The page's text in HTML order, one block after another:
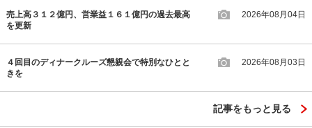
売上高３１２億円、営業益１６１億円の過去最高
を更新
2026年08月04日
４回目のディナークルーズ懇親会で特別なひとと
きを
2026年08月03日
記事をもっと見る